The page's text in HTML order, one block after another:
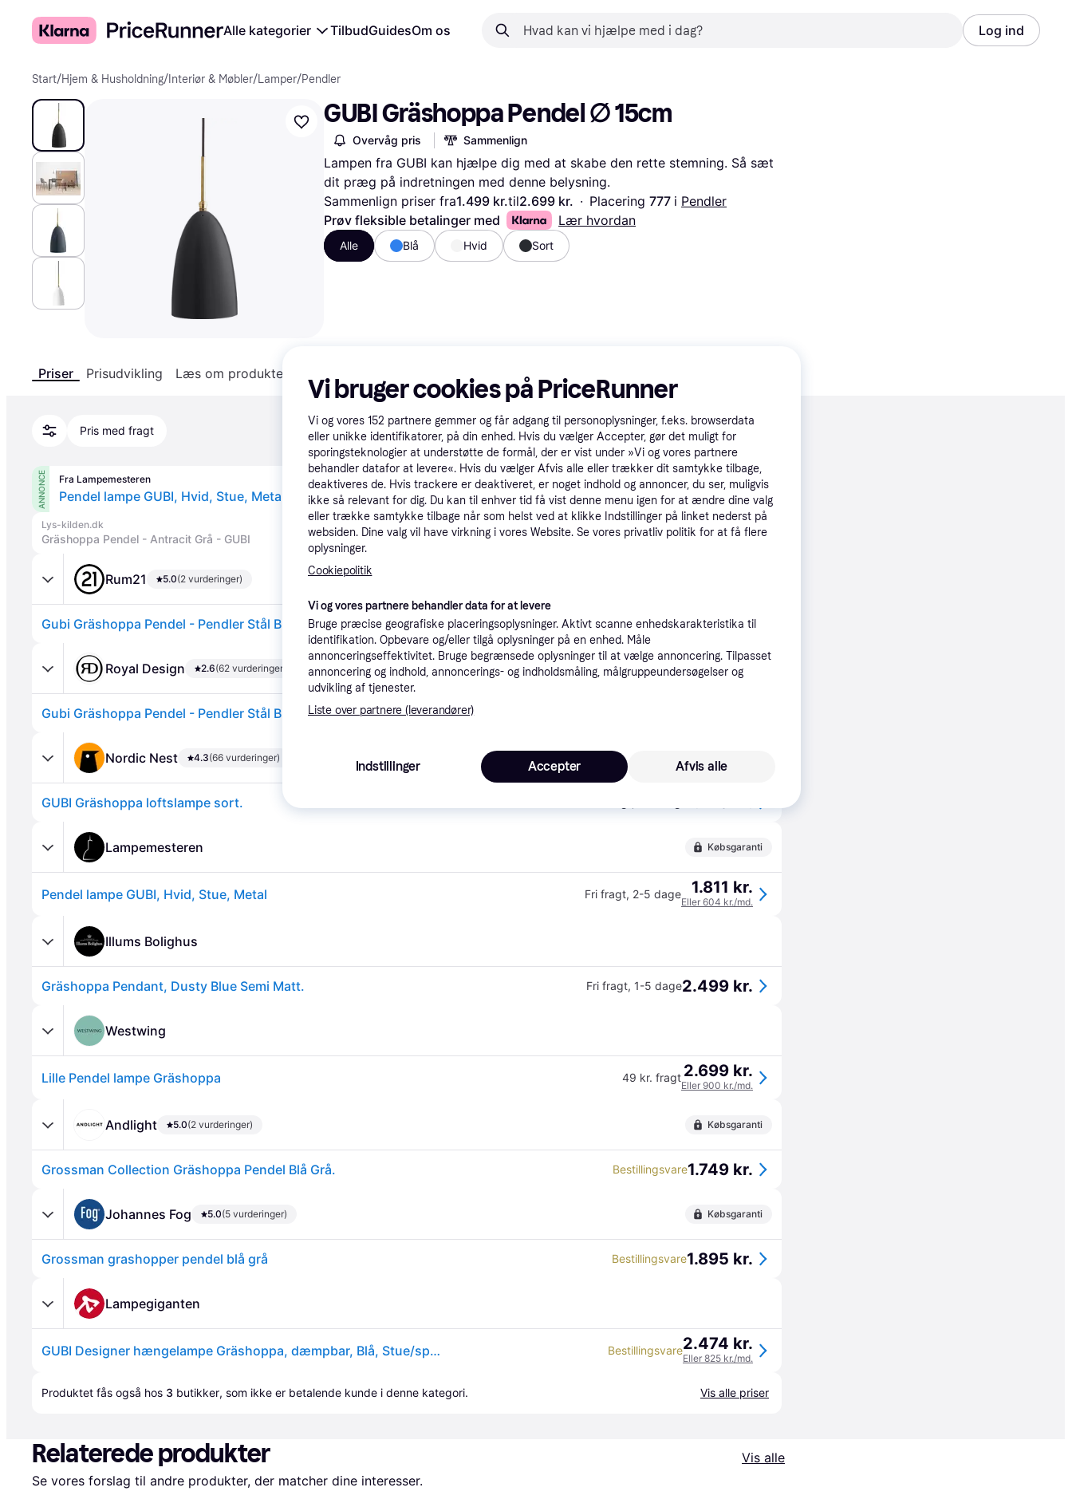
Alle kategorier TilbudGuidesOm os Log ind
Start/Hjem & Husholdning/ Interiør & Møbler/Lamper/Pendler
GUBI Gräshoppa Pendel ∅ 15cm
Overvåg pris Sammenlign
Lampen fra GUBI kan hjælpe dig med at skabe den rette stemning. Så sæt
dit præg på indretningen med denne belysning.
Sammenlign priser fra1.499 kr.til2.699 kr. · Placering 777 i Pendler
Prøv fleksible betalinger med
Lær hvordan
Alle Blå Hvid Sort
Priser Prisudvikling Læs om produktet
Pris med fragt Promoveret
ANNONCE Fra Lampemesteren
Pendel lampe GUBI, Hvid, Stue, Metal Fri fragt, 2-5 dage 1.811 kr.
Eller 604 kr./md.
Lys-kilden.dk
Gräshoppa Pendel - Antracit Grå - GUBI Fri fragt,1-7 dage1.499 kr.
Rum21 5.0(2 vurderinger)
Gubi Gräshoppa Pendel - Pendler Stål Blågrå - 10012202. Fri fragt ,2-3 dage1.749 kr.
Royal Design 2.6(62 vurderinger)
Gubi Gräshoppa Pendel - Pendler Stål Blågrå - 10012202.
Nordic Nest 4.3(66 vurderinger)
GUBI Gräshoppa loftslampe sort.
Lampemesteren Købsgaranti
Pendel lampe GUBI, Hvid, Stue, Metal Fri fragt, 2-5 dage 1.811 kr.
Eller 604 kr./md.
Illums Bolighus
Gräshoppa Pendant, Dusty Blue Semi Matt. Fri fragt, 1-5 dage2.499 kr.
Westwing
Lille Pendel lampe Gräshoppa 49 kr. fragt 2.699 kr.
Eller 900 kr./md.
Andlight 5.0(2 vurderinger) Købsgaranti
Grossman Collection Gräshoppa Pendel Blå Grå. Bestillingsvare1.749 kr.
Johannes Fog 5.0(5 vurderinger) Købsgaranti
Grossman grashopper pendel blå grå Bestillingsvare1.895 kr.
Lampegiganten
GUBI Designer hængelampe Gräshoppa, dæmpbar, Blå, Stue/spisestue, Metal, Design Bestillingsvare2.474 kr.
Eller 825 kr./md.
Produktet fås også hos 3 butikker, som ikke er betalende kunde i denne kategori. Vis alle priser
Relaterede produkter
Vis alle
Se vores forslag til andre produkter, der matcher dine interesser.
Vi bruger cookies på PriceRunner
Vi og vores 152 partnere gemmer og får adgang til personoplysninger, f.eks. browserdata
eller unikke identifikatorer, på din enhed. Hvis du vælger Accepter, gør det muligt for
sporingsteknologier at understøtte de formål, der er vist under »Vi og vores partnere
behandler datafor at levere«. Hvis du vælger Afvis alle eller trækker dit samtykke tilbage,
deaktiveres de. Hvis trackere er deaktiveret, er noget indhold og annoncer, du ser, muligvis
ikke så relevant for dig. Du kan til enhver tid få vist denne menu igen for at ændre dine valg
eller trække samtykke tilbage når som helst ved at klikke Indstillinger på linket nederst på
websiden. Dine valg vil have virkning i vores Website. Se vores privatliv politik for at få flere
oplysninger.
Cookiepolitik
Vi og vores partnere behandler data for at levere
Bruge præcise geografiske placeringsoplysninger. Aktivt scanne enhedskarakteristika til
identifikation. Opbevare og/eller tilgå oplysninger på en enhed. Måle
annonceringseffektivitet. Bruge begrænsede oplysninger til at vælge annoncering. Tilpasset
annoncering og indhold, annoncerings- og indholdsmåling, målgruppeundersøgelser og
udvikling af tjenester.
Liste over partnere (leverandører)
Indstillinger Afvis alle
Accepter